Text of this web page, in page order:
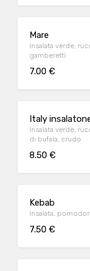
Mare
Insalata verde,
gamberetti
7.00 €
Italy
Insalata verde,
di bufala, crudo
8.50 €
Kebab
Insalata,
7.50 €